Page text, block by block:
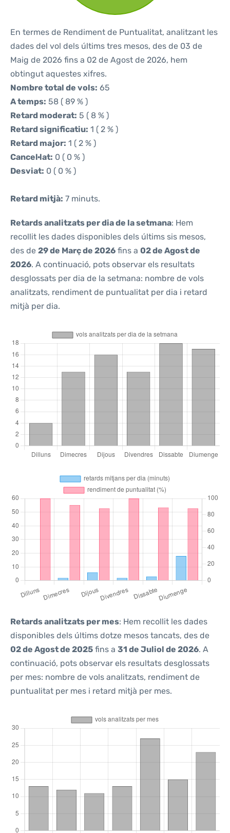
En termes de Rendiment de Puntualitat, analitzant les
dades del vol dels últims tres mesos, des de 03 de
Maig de 2026 fins a 02 de Agost de 2026, hem
obtingut aquestes xifres.
Nombre total de vols: 65
A temps: 58 ( 89 % )
Retard moderat: 5 ( 8 % )
Retard significatiu: 1 ( 2 % )
Retard major: 1 ( 2 % )
Cancel·lat: 0 ( 0 % )
Desviat: 0 ( 0 % )
Retard mitjà: 7 minuts.
Retards analitzats per dia de la setmana: Hem
recollit les dades disponibles dels últims sis mesos,
des de 29 de Març de 2026 fins a 02 de Agost de
2026. A continuació, pots observar els resultats
desglossats per dia de la setmana: nombre de vols
analitzats, rendiment de puntualitat per dia i retard
mitjà per dia.
Retards analitzats per mes: Hem recollit les dades
disponibles dels últims dotze mesos tancats, des de
02 de Agost de 2025 fins a 31 de Juliol de 2026. A
continuació, pots observar els resultats desglossats
per mes: nombre de vols analitzats, rendiment de
puntualitat per mes i retard mitjà per mes.